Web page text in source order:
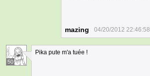
mazing 04/20/2012 22:46:58
50
Pika pute m'a tuée !